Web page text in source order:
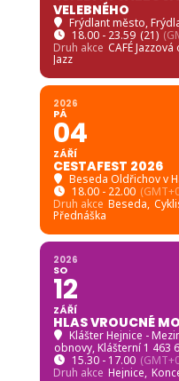
VELEBNÉHO
Frýdlant město,
18.00 - 23.59 (21)
Druh akce CAFÉ
Jazz
2026
PÁ
04
ZÁŘÍ
CESTAFEST 2026
Beseda Oldřichov v
18.00 - 22.00
Druh akce Beseda,
Přednáška
2026
SO
12
ZÁŘÍ
HLAS VROUCNÉ
Klášter Hejnice -
obnovy, Klášterní 1 463
15.30 - 17.00
Druh akce Hejnice,